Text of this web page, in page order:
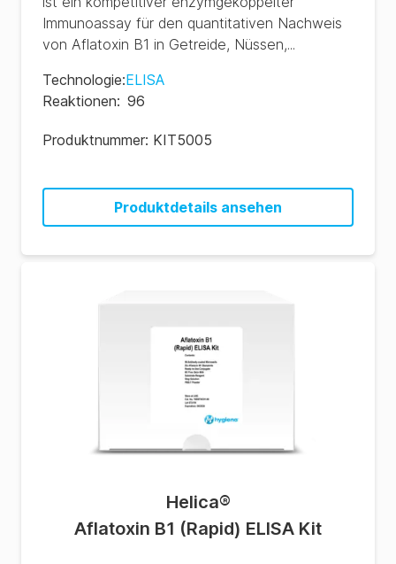
Immunoassay für den quantitativen Nachweis
von Aflatoxin B1 in Getreide, Nüssen,...
Technologie:ELISA
Reaktionen: 96
Produktnummer: KIT5005
Produktdetails ansehen
Helica®
Aflatoxin B1 (Rapid) ELISA Kit